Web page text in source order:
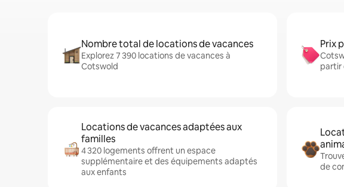
Nombre total de locations de vacances
Explorez 7 390 locations de vacances à
Cotswold
Prix
partir
Locations de vacances adaptées aux
familles
4 320 logements offrent un espace
supplémentaire et des équipements adaptés
aux enfants
de